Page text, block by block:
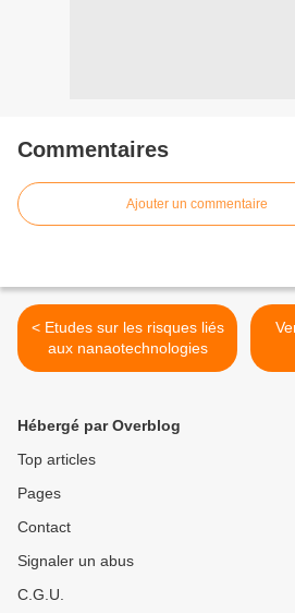
Commentaires
Ajouter un commentaire
< Etudes sur les risques liés
aux nanaotechnologies
Hébergé par Overblog
Top articles
Pages
Contact
Signaler un abus
C.G.U.